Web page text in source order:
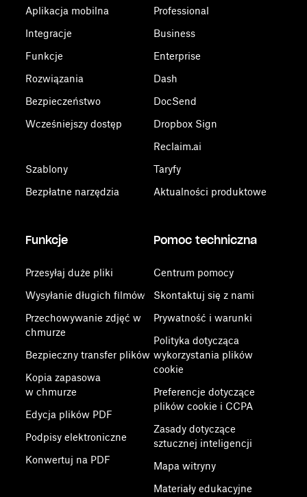
Aplikacja mobilna
Integracje
Funkcje
Rozwiązania
Bezpieczeństwo
Wcześniejszy dostęp
Szablony
Bezpłatne narzędzia
Professional
Business
Enterprise
Dash
DocSend
Dropbox Sign
Reclaim.ai
Taryfy
Aktualności produktowe
Funkcje
Przesyłaj duże pliki
Wysyłanie długich filmów
Przechowywanie zdjęć w
chmurze
Bezpieczny transfer plików
Kopia zapasowa
w chmurze
Edycja plików PDF
Podpisy elektroniczne
Konwertuj na PDF
Pomoc techniczna
Centrum pomocy
Skontaktuj się z nami
Prywatność i warunki
Polityka dotycząca
wykorzystania plików
cookie
Preferencje dotyczące
plików cookie i CCPA
Zasady dotyczące
sztucznej inteligencji
Mapa witryny
Materiały edukacyjne